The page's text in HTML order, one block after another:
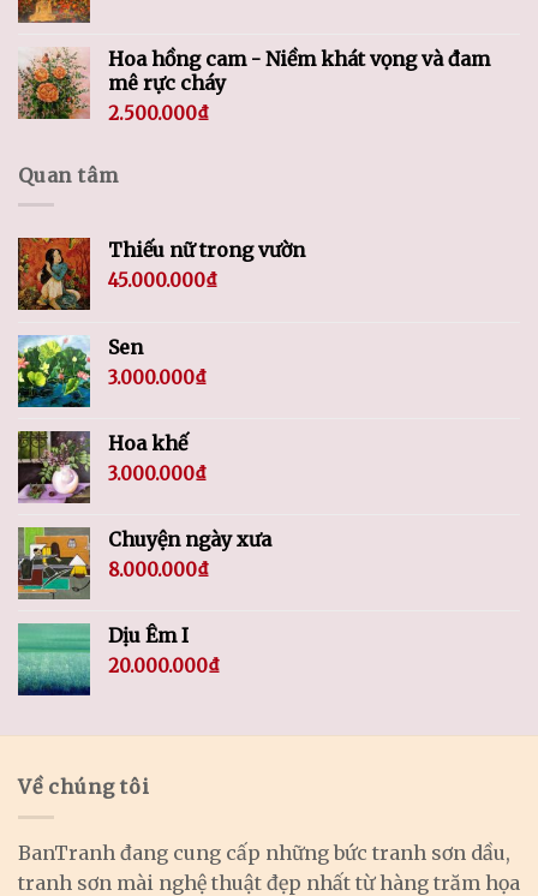
Hoa hồng cam - Niềm khát vọng và đam
mê rực cháy
2.500.000₫
Quan tâm
Thiếu nữ trong vườn
45.000.000₫
Sen
3.000.000₫
Hoa khế
3.000.000₫
Chuyện ngày xưa
8.000.000₫
Dịu Êm I
20.000.000₫
Về chúng tôi
BanTranh đang cung cấp những bức tranh sơn dầu,
tranh sơn mài nghệ thuật đẹp nhất từ hàng trăm họa